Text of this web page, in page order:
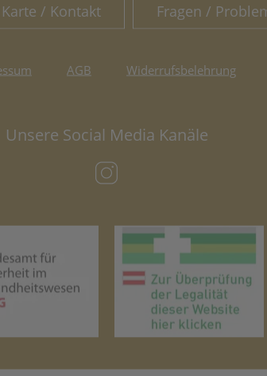
/ Kontakt Fragen /
AGB Widerrufsbelehrung
Unsere Social Media Kanäle
(öffnet in neuem Tab)